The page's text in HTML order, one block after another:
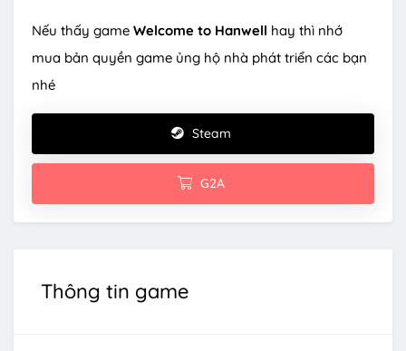
Nếu thấy game Welcome to Hanwell hay thì nhớ
mua bản quyền game ủng hộ nhà phát triển các bạn
nhé
Steam
G2A
Thông tin game